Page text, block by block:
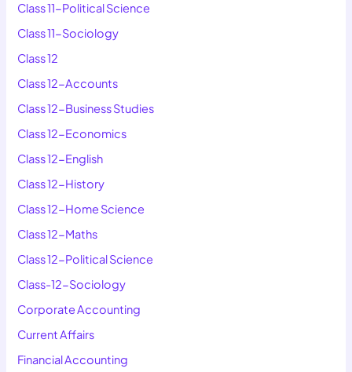
Class 11-Political Science
Class 11-Sociology
Class 12
Class 12-Accounts
Class 12-Business Studies
Class 12-Economics
Class 12-English
Class 12-History
Class 12-Home Science
Class 12-Maths
Class 12-Political Science
Class-12-Sociology
Corporate Accounting
Current Affairs
Financial Accounting